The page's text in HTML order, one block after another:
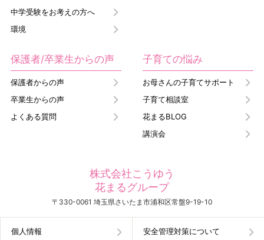
中学受験をお考えの方へ
環境
保護者/卒業生からの声
保護者からの声
卒業生からの声
よくある質問
子育ての悩み
お母さんの子育てサポート
子育て相談室
花まるBLOG
講演会
株式会社こうゆう
花まるグループ
〒330-0061 埼玉県さいたま市浦和区常盤9-19-10
個人情報 安全管理対策について